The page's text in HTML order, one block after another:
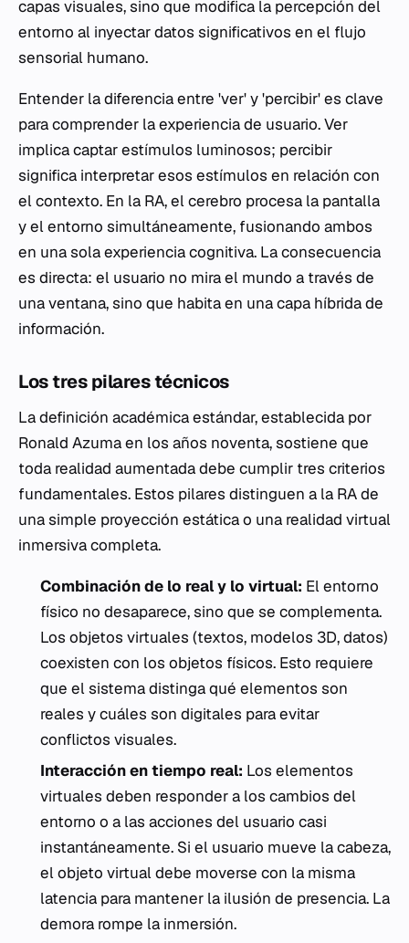
capas visuales, sino que modifica la percepción del
entorno al inyectar datos significativos en el flujo
sensorial humano.
Entender la diferencia entre 'ver' y 'percibir' es clave
para comprender la experiencia de usuario. Ver
implica captar estímulos luminosos; percibir
significa interpretar esos estímulos en relación con
el contexto. En la RA, el cerebro procesa la pantalla
y el entorno simultáneamente, fusionando ambos
en una sola experiencia cognitiva. La consecuencia
es directa: el usuario no mira el mundo a través de
una ventana, sino que habita en una capa híbrida de
información.
Los tres pilares técnicos
La definición académica estándar, establecida por
Ronald Azuma en los años noventa, sostiene que
toda realidad aumentada debe cumplir tres criterios
fundamentales. Estos pilares distinguen a la RA de
una simple proyección estática o una realidad virtual
inmersiva completa.
Combinación de lo real y lo virtual: El entorno
físico no desaparece, sino que se complementa.
Los objetos virtuales (textos, modelos 3D, datos)
coexisten con los objetos físicos. Esto requiere
que el sistema distinga qué elementos son
reales y cuáles son digitales para evitar
conflictos visuales.
Interacción en tiempo real: Los elementos
virtuales deben responder a los cambios del
entorno o a las acciones del usuario casi
instantáneamente. Si el usuario mueve la cabeza,
el objeto virtual debe moverse con la misma
latencia para mantener la ilusión de presencia. La
demora rompe la inmersión.